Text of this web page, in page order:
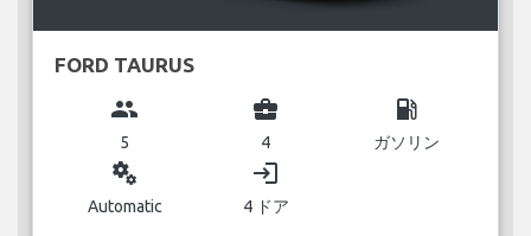
FORD TAURUS
group
5
business_center
4
local_gas_station
ガソリン
miscellaneous_services
Automatic
login
4 ドア